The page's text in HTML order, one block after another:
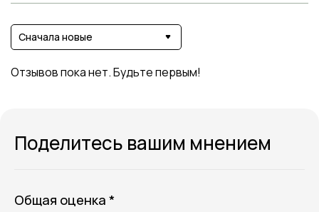
Сначала новые
Отзывов пока нет. Будьте первым!
Поделитесь вашим мнением
Общая оценка *